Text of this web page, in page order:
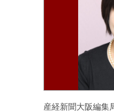
産経新聞大阪編集